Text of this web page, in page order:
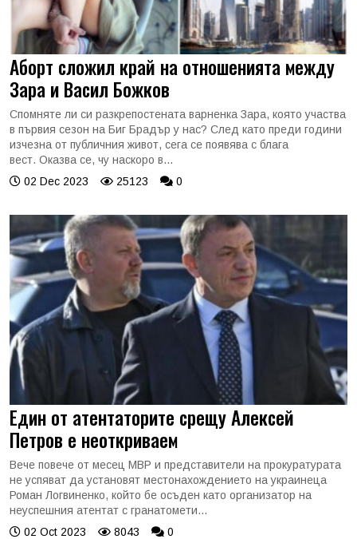
Аборт сложил край на отношенията между
Зара и Васил Божков
Спомняте ли си разкрепостената варненка Зара, която участва
в първия сезон на Биг Брадър у нас? След като преди години
изчезна от публичния живот, сега се появява с блага
вест. Оказва се, чу наскоро в...
02 Dec 2023
25123 0
Един от атентаторите срещу Алексей
Петров е неоткриваем
Вече повече от месец МВР и представители на прокуратурата
не успяват да установят местонахождението на украинеца
Роман Логвиненко, който бе осъден като организатор на
неуспешния атентат с гранатомети...
02 Oct 2023
8043 0